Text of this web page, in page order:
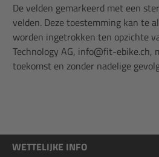
De velden gemarkeerd met een
velden. Deze toestemming kan te
worden ingetrokken ten opzichte
Technology AG, info@fit-ebike.ch,
toekomst en zonder nadelige
WETTELIJKE INFO